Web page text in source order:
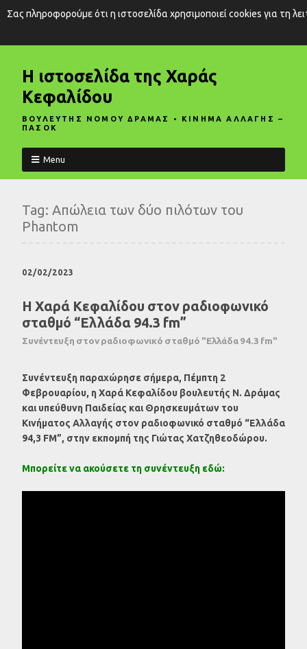
Η ιστοσελίδα της Χαράς
Κεφαλίδου
ΒΟΥΛΕΥΤΗΣ ΝΟΜΟΥ ΔΡΑΜΑΣ • ΚΙΝΗΜΑ ΑΛΛΑΓΗΣ –
ΠΑΣΟΚ
Menu
Tag: Απώλεια των δύο πιλότων του
Phantom
02/02/2023
Η Χαρά Κεφαλίδου στον ραδιοφωνικό
σταθμό “Ελλάδα 94.3 fm”
Συνέντευξη στον ραδιοφωνικό σταθμό "Ελλάδα 94.3 fm"
Συνέντευξη παραχώρησε σήμερα, Πέμπτη 2
Φεβρουαρίου, η Χαρά Κεφαλίδου βουλευτής N. Δράμας
και υπεύθυνη Παιδείας και Θρησκευμάτων του
Κινήματος Αλλαγής στον ραδιοφωνικό σταθμό “Ελλάδα
94,3 FM”, στην εκπομπή της Γιώτας Χατζηθεοδώρου.
Μπορείτε να ακούσετε τη συνέντευξη εδώ:
Σας πληροφορούμε ότι η ιστοσελίδα χρησιμοποιεί cookies για τη